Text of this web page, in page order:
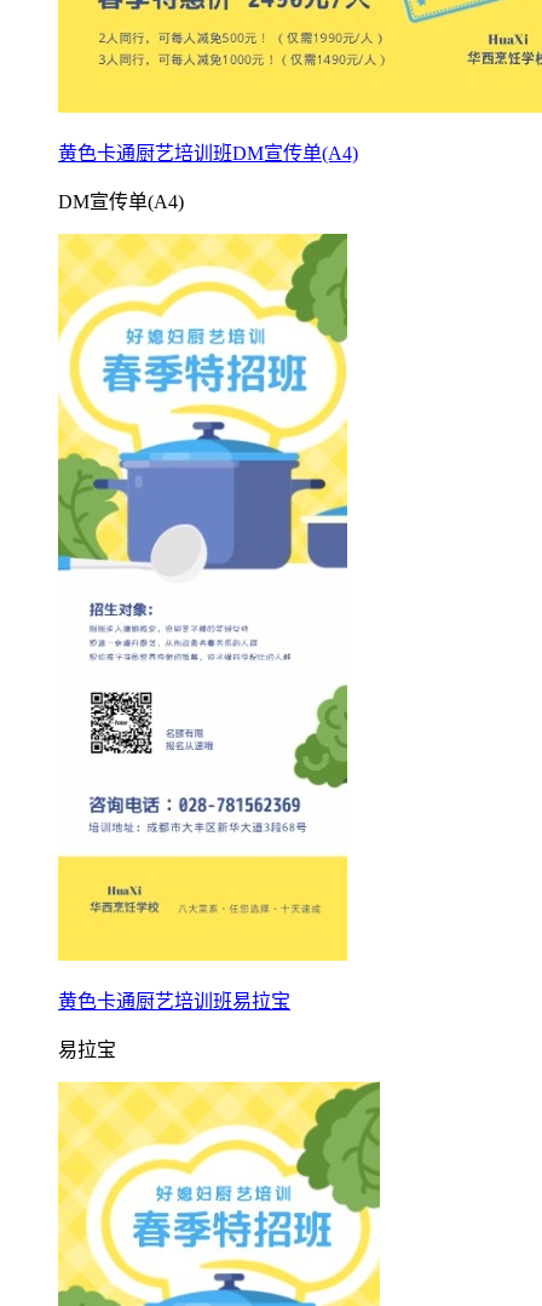
黄色卡通厨艺培训班DM宣传单(A4)
DM宣传单(A4)
黄色卡通厨艺培训班易拉宝
易拉宝